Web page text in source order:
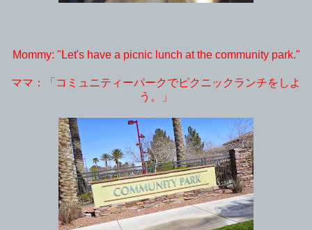
Mommy: "Let's have a picnic lunch at the community park."
ママ：「コミュニティーパークでピクニックランチをしよ
う。」